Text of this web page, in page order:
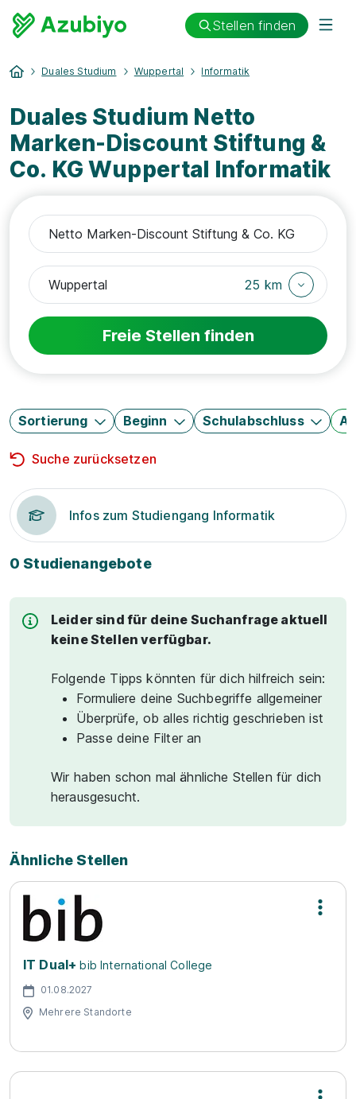
Stellen finden
Duales Studium Wuppertal Informatik
Duales Studium Netto
Marken-Discount Stiftung &
Co. KG Wuppertal Informatik
25 km
Freie Stellen finden
Sortierung Beginn Schulabschluss
Suche zurücksetzen
Infos zum Studiengang Informatik
0 Studienangebote
Leider sind für deine Suchanfrage aktuell
keine Stellen verfügbar.
Folgende Tipps könnten für dich hilfreich sein:
Formuliere deine Suchbegriffe allgemeiner
Überprüfe, ob alles richtig geschrieben ist
Passe deine Filter an
Wir haben schon mal ähnliche Stellen für dich
herausgesucht.
Ähnliche Stellen
IT Dual+ bib International College
01.08.2027
Mehrere Standorte